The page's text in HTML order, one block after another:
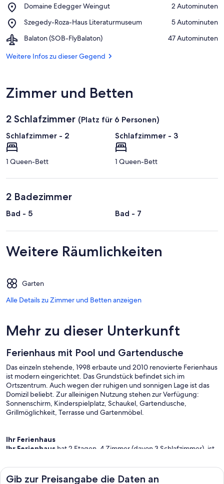
Weingut
Domaine Edegger Weingut
Place,
Edegger
‪2 Autominuten‬
Szegedy-Roza-Haus Literaturmuseum
Place,
Roza-
Literaturmuseum
‪5 Autominuten‬
Balaton (SOB-FlyBalaton)
Airport,
(SOB-
‪47 Autominuten‬
Weitere Infos zu dieser Gegend
Zimmer und Betten
2 Schlafzimmer (Platz für 6 Personen)
Schlafzimmer - 2
1 Queen-Bett
Schlafzimmer - 3
1 Queen-Bett
2 Badezimmer
Bad - 5 Bad - 7
Weitere Räumlichkeiten
Garten
Alle Details zu Zimmer und Betten anzeigen
Mehr zu dieser Unterkunft
Ferienhaus mit Pool und Gartendusche
Das einzeln stehende, 1998 erbaute und 2010 renovierte Ferienhaus
ist modern eingerichtet. Das Grundstück befindet sich im
Ortszentrum. Auch wegen der ruhigen und sonnigen Lage ist das
Domizil beliebt. Zur alleinigen Nutzung stehen zur Verfügung:
Sonnenschirm, Kinderspielplatz, Schaukel, Gartendusche,
Grillmöglichkeit, Terrasse und Gartenmöbel.
Ihr Ferienhaus
Ihr Ferienhaus hat 2 Etagen, 4 Zimmer (davon 3 Schlafzimmer), ist
ist in Innenräumen nicht gestattet. Eine Klimaanlage sorgt an heißen
Tagen für angenehme Temperaturen. Der Eingang führt über die
Gib zur Preisangabe die Daten an